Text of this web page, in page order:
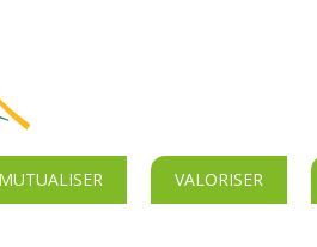
MUTUALISER VALORISER